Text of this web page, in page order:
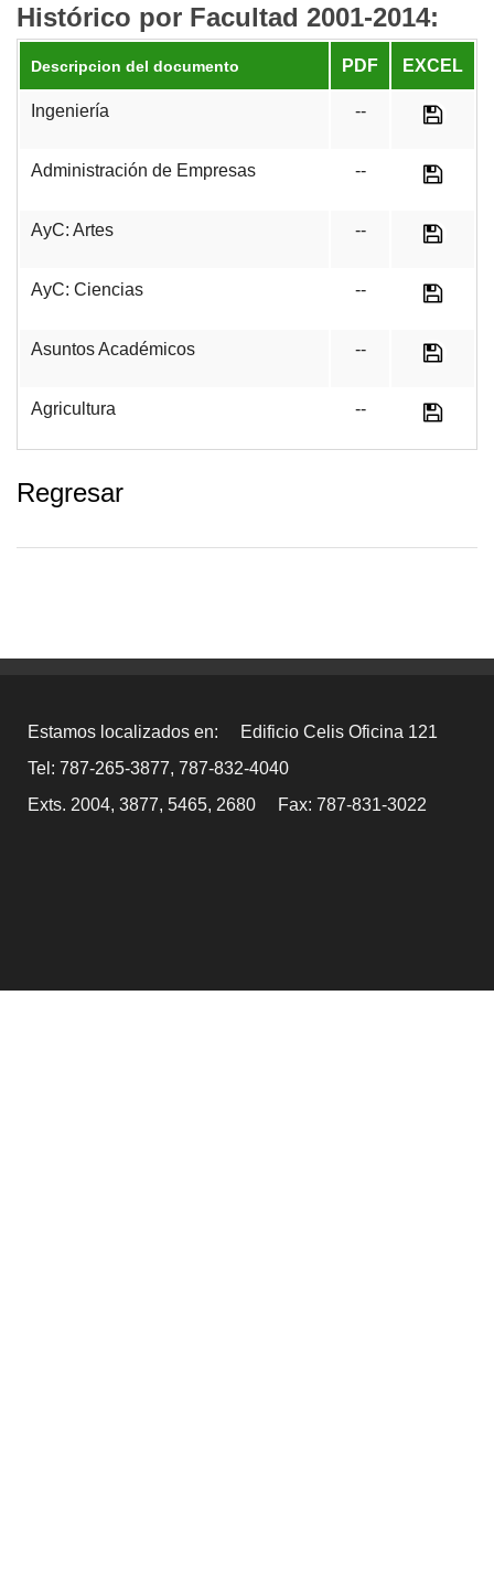
Histórico por Facultad 2001-2014:
Descripcion del documento PDF EXCEL
Ingeniería --
Administración de Empresas --
AyC: Artes --
AyC: Ciencias --
Asuntos Académicos --
Agricultura --
Regresar
Estamos localizados en:
Edificio Celis Oficina 121
Tel: 787-265-3877, 787-832-4040
Exts. 2004, 3877, 5465, 2680
Fax: 787-831-3022